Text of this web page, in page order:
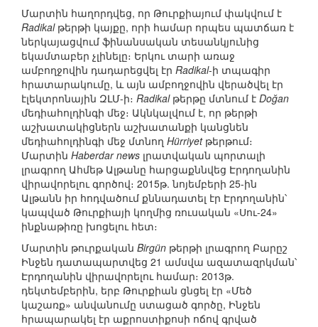
Մարտին հաղորդվեց, որ Թուրքիայում փակվում է
Radikalթերթի կայքը, որի համար որպես պատճառ է
ներկայացվում ֆինանսական տեսանկյունից
եկամտաբեր չլինելը։ Երկու տարի առաջ
ամբողջովին դադարեցվել էր Radikal-ի տպագիր
հրատարակումը, և այն ամբողջովին վերածվել էր
էլեկտրոնային ԶԼՄ-ի։ Radikalթերթը մտնում է Doğan
մեդիահոլդինգի մեջ։ Ակնկալվում է, որ թերթի
աշխատակիցներն աշխատանքի կանցնեն
մեդիահոլդինգի մեջ մտնող Hürriyetթերթում։
Մարտին Haberdar news լրատվական պորտալի
լրագրող Ահմեթ Ալթանը հարցաքննվեց Էրդողանին
վիրավորելու գործով։ 2015թ. նոյեմբերի 25-ին
Ալթանն իր հոդվածում քննադատել էր Էրդողանին՝
կապված Թուրքիայի կողմից ռուսական «Սու-24»
ինքնաթիռը խոցելու հետ։
Մարտին թուրքական Birgün թերթի լրագրող Բարըշ
Ինջեն դատապարտվեց 21 ամսվա ազատազրկման՝
Էրդողանին վիրավորելու համար։ 2013թ.
դեկտեմբերին, երբ Թուրքիան ցնցել էր «Մեծ
կաշառք» անվանումը ստացած գործը, Ինջեն
հրապարակել էր աքրոստիքոսի ոճով գրված